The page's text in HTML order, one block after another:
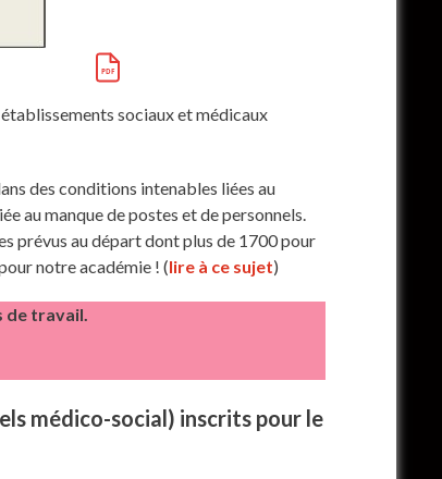
sociaux et médicaux
des conditions intenables liées au
au manque de postes et de personnels.
prévus au départ dont plus de 1700 pour
notre académie ! (lire à ce sujet)
de travail.
médico-social) inscrits pour le